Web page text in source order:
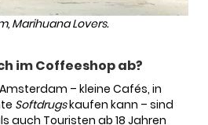
Marihuana Lovers.
im Coffeeshop ab?
– kleine Cafés, in
Softdrugskaufen kann – sind
auch Touristen ab 18 Jahren